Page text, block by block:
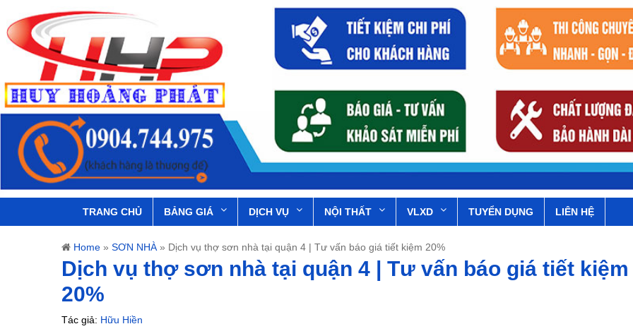
TRANG CHỦ BẢNG GIÁ DỊCH VỤ NỘI THẤT VLXD TUYỂN DỤNG LIÊN HỆ
Home » SƠN NHÀ » Dịch vụ thợ sơn nhà tại quận 4 | Tư vấn báo giá tiết kiệm 20%
Dịch vụ thợ sơn nhà tại quận 4 | Tư vấn báo giá tiết kiệm
20%
Tác giả: Hữu Hiền